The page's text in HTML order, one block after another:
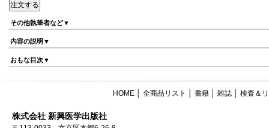
その他執筆者など▼
内容の説明▼
おもな目次▼
HOME 全商品リスト 書籍 雑誌 検査＆
株式会社 新興医学出版社